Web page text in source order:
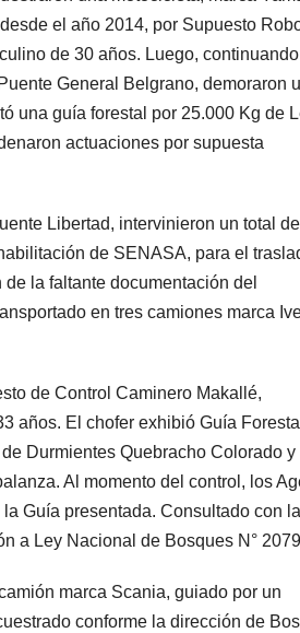
el año 2014, por Supuesto
de 30 años. Luego,
General Belgrano, demoraron
una guía forestal por 25.000 Kg de
actuaciones por supuesta
Libertad, intervinieron un total de
de SENASA, para el
la faltante documentación del
en tres camiones marca
de Control Caminero Makallé,
años. El chofer exhibió Guía
Durmientes Quebracho Colorado y
Al momento del control, los
Guía presentada. Consultado con la
a Ley Nacional de Bosques N°
marca Scania, guiado por un
conforme la dirección de